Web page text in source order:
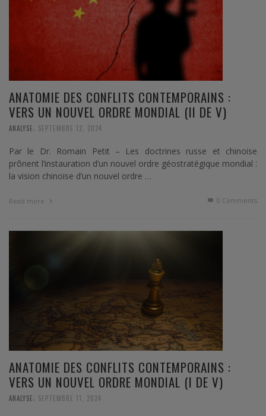
ANATOMIE DES CONFLITS CONTEMPORAINS :
VERS UN NOUVEL ORDRE MONDIAL (II DE V)
ANALYSE SEPTEMBRE 12, 2024
Par le Dr. Romain Petit – Les doctrines russe et chinoise
prônent l’instauration d’un nouvel ordre géostratégique mondial :
la vision chinoise d’un nouvel ordre …
Read more 0 Comments
ANATOMIE DES CONFLITS CONTEMPORAINS :
VERS UN NOUVEL ORDRE MONDIAL (I DE V)
ANALYSE SEPTEMBRE 11, 2024